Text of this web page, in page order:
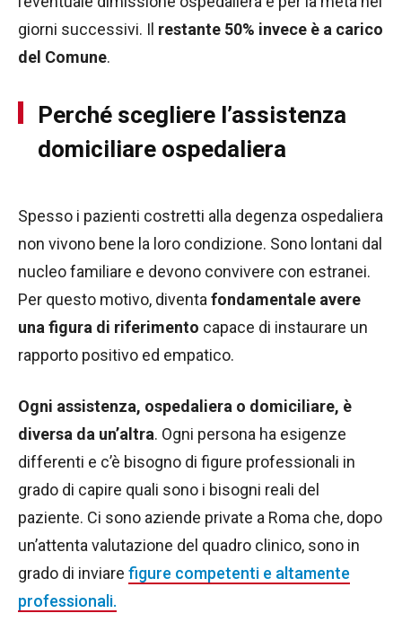
giorni successivi. Il restante 50% invece è a carico
del Comune.
Perché scegliere l’assistenza
domiciliare ospedaliera
Spesso i pazienti costretti alla degenza ospedaliera
non vivono bene la loro condizione. Sono lontani dal
nucleo familiare e devono convivere con estranei.
Per questo motivo, diventa fondamentale avere
una figura di riferimento capace di instaurare un
rapporto positivo ed empatico.
Ogni assistenza, ospedaliera o domiciliare, è
diversa da un’altra. Ogni persona ha esigenze
differenti e c’è bisogno di figure professionali in
grado di capire quali sono i bisogni reali del
paziente. Ci sono aziende private a Roma che, dopo
un’attenta valutazione del quadro clinico, sono in
grado di inviare figure competenti e altamente
professionali.